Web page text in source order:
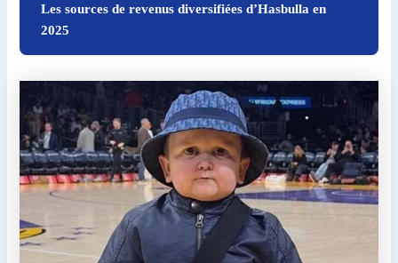
Les sources de revenus diversifiées d’Hasbulla en
2025